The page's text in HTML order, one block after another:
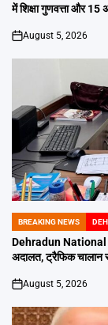
में शिक्षा गुणवत्ता और 15
on
August 5, 2026
POSTED
IN
BREAKING NEWS
Dehradun National
अदालत, ट्रैफिक चालान
on
August 5, 2026